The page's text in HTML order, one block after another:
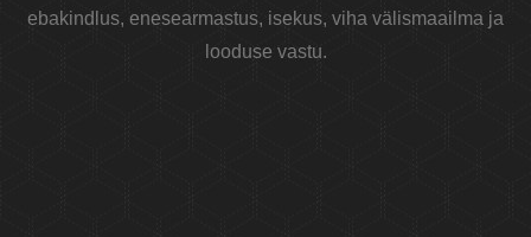
ebakindlus, enesearmastus, isekus, viha välismaailma ja
looduse vastu.